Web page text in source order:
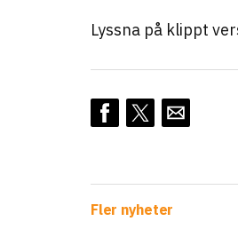
Lyssna på klippt
Fler nyheter